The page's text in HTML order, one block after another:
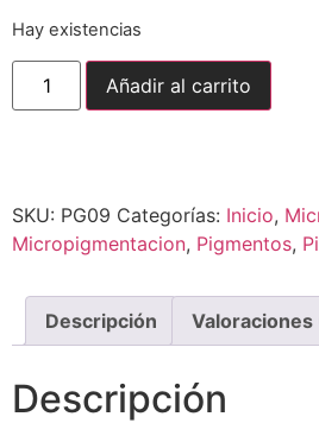
Hay existencias
Añadir al carrito
SKU: PG09 Categorías: Inicio,
Micropigmentacion, Pigmentos,
Descripción Valoraciones
Descripción